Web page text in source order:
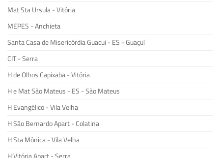
Mat Sta Ursula - Vitória
MEPES - Anchieta
Santa Casa de Misericórdia Guacui - ES - Guaçuí
CIT - Serra
H de Olhos Capixaba - Vitória
H e Mat São Mateus - ES - São Mateus
H Evangélico - Vila Velha
H São Bernardo Apart - Colatina
H Sta Mônica - Vila Velha